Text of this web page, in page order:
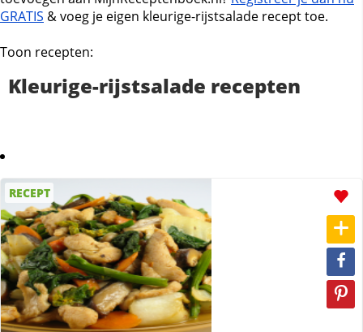
GRATIS & voeg je eigen kleurige-rijstsalade recept toe.
Toon recepten:
Kleurige-rijstsalade recepten
RECEPT